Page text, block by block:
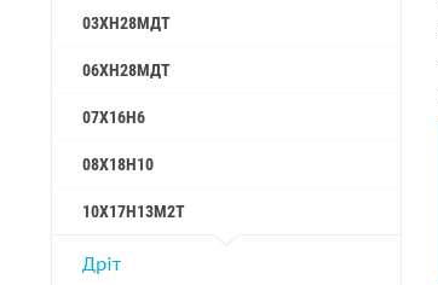
03ХН28МДТ
06ХН28МДТ
07Х16Н6
08Х18Н10
10Х17Н13М2Т
Дріт